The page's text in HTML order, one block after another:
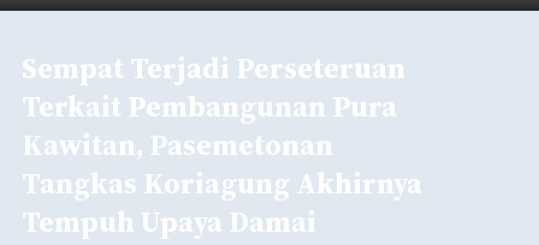
Sempat Terjadi Perseteruan
Terkait Pembangunan Pura
Kawitan, Pasemetonan
Tangkas Koriagung Akhirnya
Tempuh Upaya Damai